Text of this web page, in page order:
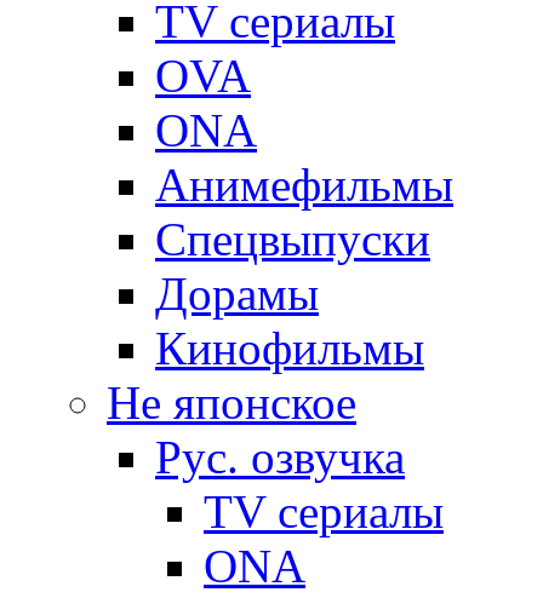
TV сериалы
OVA
ONA
Анимефильмы
Спецвыпуски
Дорамы
Кинофильмы
Не японское
Рус. озвучка
TV сериалы
ONA